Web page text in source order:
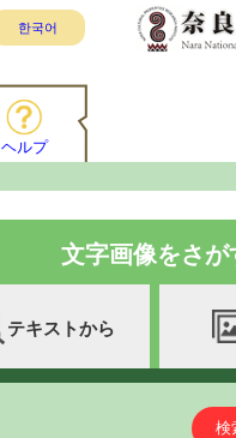
한국어
ヘルプ
文字画像をさが
テキストから
検